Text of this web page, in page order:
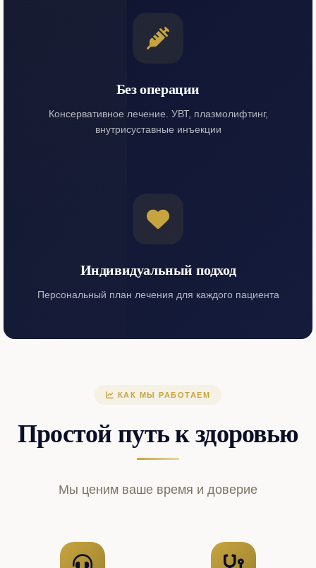
Без операции
Консервативное лечение. УВТ, плазмолифтинг,
внутрисуставные инъекции
Индивидуальный подход
Персональный план лечения для каждого пациента
КАК МЫ РАБОТАЕМ
Простой путь к здоровью
Мы ценим ваше время и доверие